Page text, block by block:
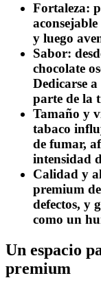
Fortaleza:
y luego
Sabor:
chocolate
Dedicarse
parte de la
Tamaño y
tabaco
de fumar,
intensidad
Calidad y
premium
defectos, y
como un
Un espacio
premium